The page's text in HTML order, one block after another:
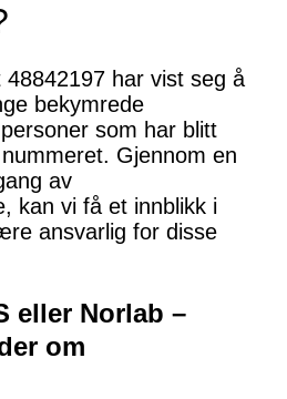
48842197 har vist seg å
bekymrede
som har blitt
Gjennom en
av
kan vi få et innblikk i
ansvarlig for disse
eller Norlab –
om